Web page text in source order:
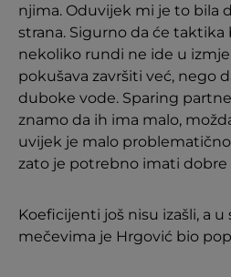
njima. Oduvijek mi je to bila
strana. Sigurno da će taktika
nekoliko rundi ne ide u
pokušava završiti već, nego
duboke vode. Sparing
znamo da ih ima malo,
uvijek je malo
zato je potrebno imati dobre
Koeficijenti još nisu izašli, a
mečevima je Hrgović bio